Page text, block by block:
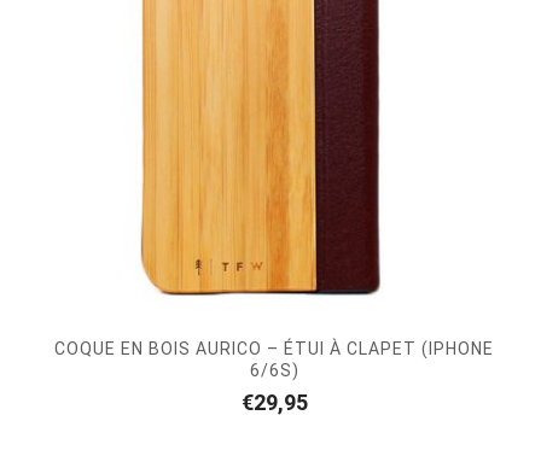
COQUE EN BOIS AURICO – ÉTUI À CLAPET (IPHONE
6/6S)
€29,95